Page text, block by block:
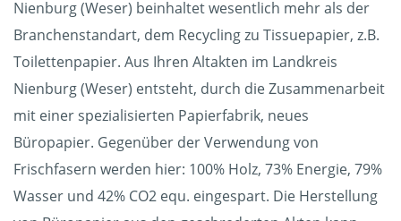
Nienburg (Weser) beinhaltet wesentlich mehr als der
Branchenstandart, dem Recycling zu Tissuepapier, z.B.
Toilettenpapier. Aus Ihren Altakten im Landkreis
Nienburg (Weser) entsteht, durch die Zusammenarbeit
mit einer spezialisierten Papierfabrik, neues
Büropapier. Gegenüber der Verwendung von
Frischfasern werden hier: 100% Holz, 73% Energie, 79%
Wasser und 42% CO2 equ. eingespart. Die Herstellung